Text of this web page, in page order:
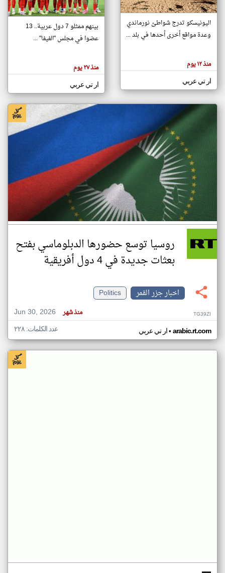
تغيير الدولة
اخبار جزر القمر على مدار الساعة
أهم اخبار جزر القمر العاجلة والمباشرة
هنا عن
وجهة
كاتبيها.
اليونيسكو تدرج شواطئ نورماندي
وعدة مواقع أخرى أحدها في بلد ...
منذ ١٢ يوم
ار تي عربي
بينهم ممثلو 7 دول عربية.. 13
عضوا في مجلس "الفيفا" ...
منذ ٢٧ يوم
ار تي عربي
روسيا توسع حضورها الدبلوماسي بفتح
بعثات جديدة في 4 دول أفريقية
اخبار جزر القمر
Politics
Jun 30, 2026
منذ شهر TG39ZI
ار تي عربي• arabic.rt.com عدد الكلمات: ٢٢٨
klyoum.com